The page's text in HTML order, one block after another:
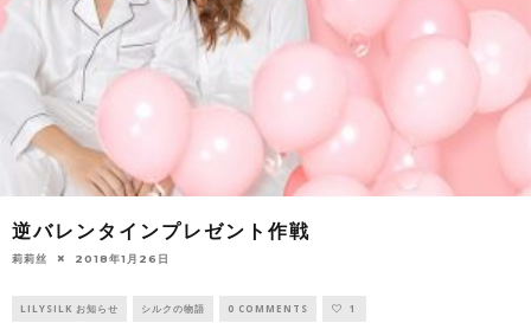
逆バレンタインプレゼント作戦
莉莉丝 2018年1月26日
LILYSILK お知らせ シルクの物語 0 COMMENTS 1